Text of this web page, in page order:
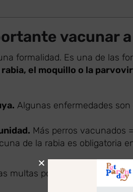
vacunar
formalidad. Es una de las
rabia, el moquillo o la
Algunas enfermedades
Más perros vacunados
de la rabia es obligatoria
multas por no tener